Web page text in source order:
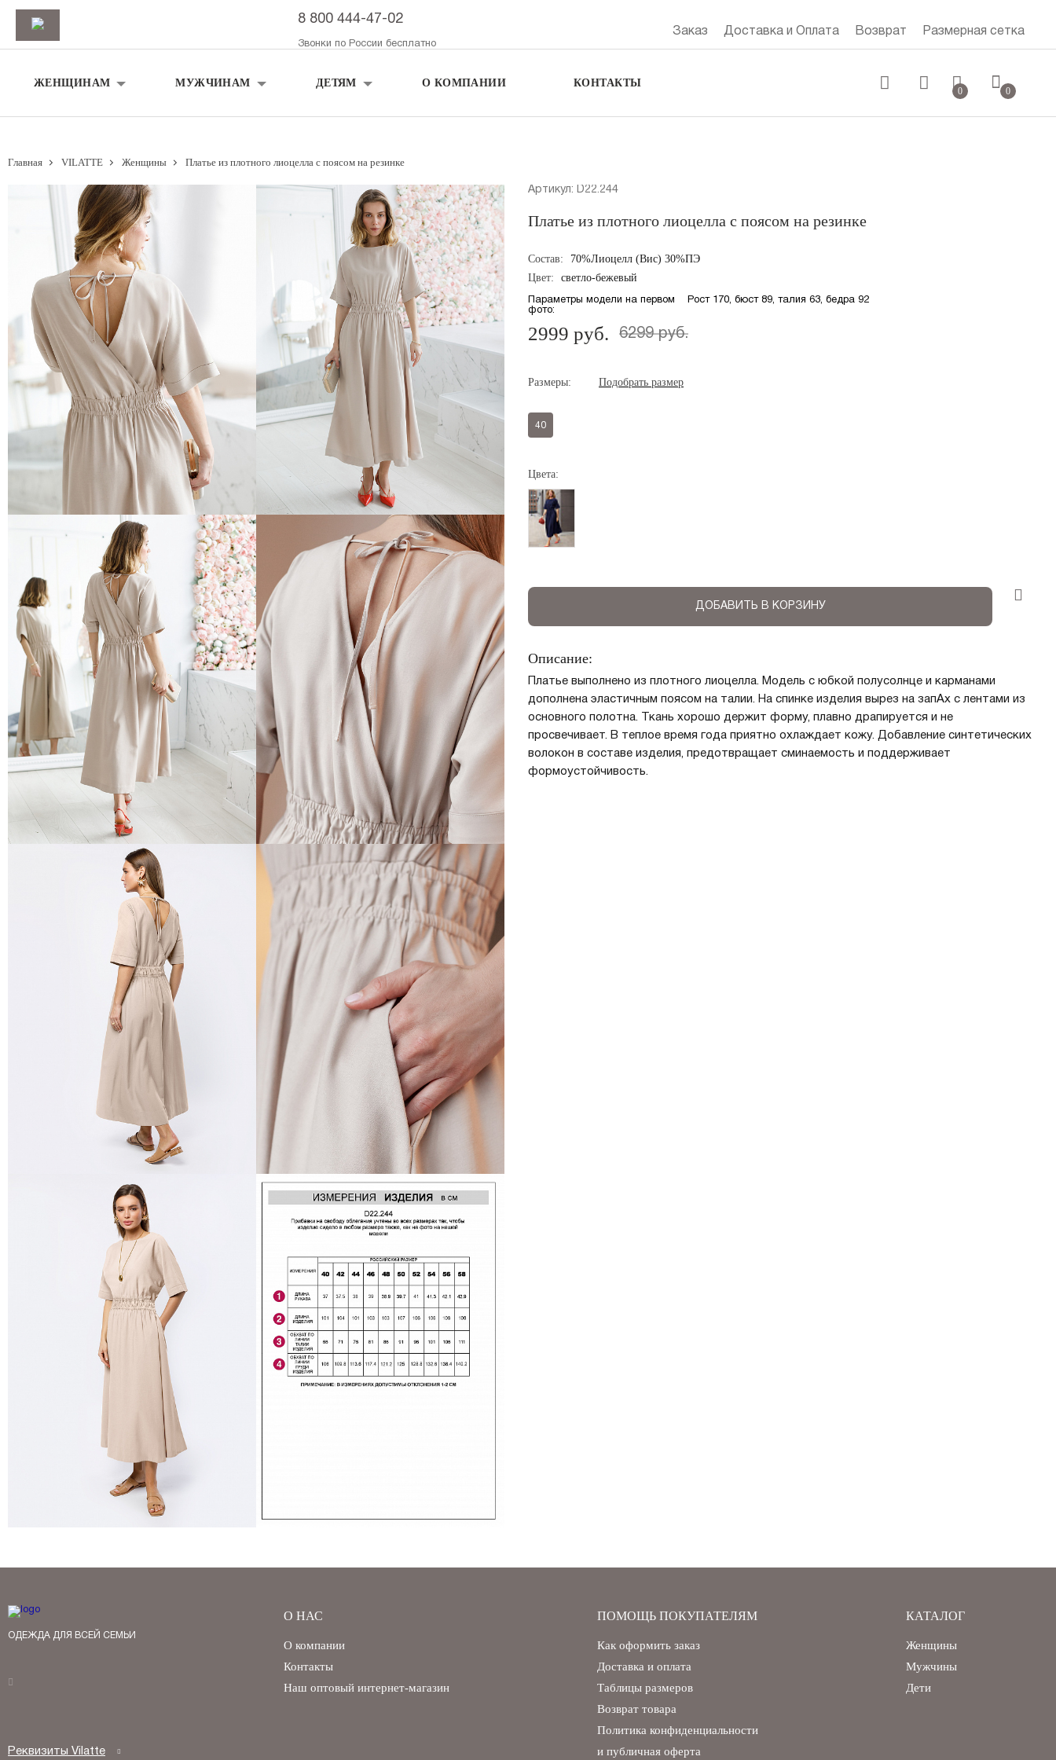
8 800 444-47-02
Звонки по России бесплатно
Заказ Доставка и Оплата Возврат Размерная сетка
ЖЕНЩИНАМ МУЖЧИНАМ ДЕТЯМ О КОМПАНИИ КОНТАКТЫ
Регистрация Авторизация
Запомнить меня на этом компьютере
Забыли свой пароль?
0 0
Главная VILATTE Женщины Платье из плотного лиоцелла с поясом на резинке
Артикул: D22.244
Платье из плотного лиоцелла с поясом на резинке
Состав:
70%Лиоцелл (Вис) 30%ПЭ
Цвет:
светло-бежевый
Параметры модели на первом
фото:
Рост 170, бюст 89, талия 63, бедра 92
2999 руб. 6299 руб.
Размеры: Подобрать размер
40
Цвета:
ДОБАВИТЬ В КОРЗИНУ
Описание:
Платье выполнено из плотного лиоцелла. Модель с юбкой полусолнце и карманами
дополнена эластичным поясом на талии. На спинке изделия вырез на запАх с лентами из
основного полотна. Ткань хорошо держит форму, плавно драпируется и не
просвечивает. В теплое время года приятно охлаждает кожу. Добавление синтетических
волокон в составе изделия, предотвращает сминаемость и поддерживает
формоустойчивость.
ОДЕЖДА ДЛЯ ВСЕЙ СЕМЬИ
Реквизиты Vilatte
О НАС
О компании
Контакты
Наш оптовый интернет-магазин
ПОМОЩЬ ПОКУПАТЕЛЯМ
Как оформить заказ
Доставка и оплата
Таблицы размеров
Возврат товара
Политика конфиденциальности
и публичная оферта
КАТАЛОГ
Женщины
Мужчины
Дети